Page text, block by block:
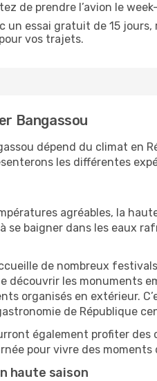
de prendre l’avion le
un essai gratuit de 15
vos trajets.
Bangassou
dépend du climat en
les différentes
agréables, la
se baigner dans les eaux
de nombreux
découvrir les monuments
organisés en extérieur.
de République
également profiter
pour vivre des
haute saison